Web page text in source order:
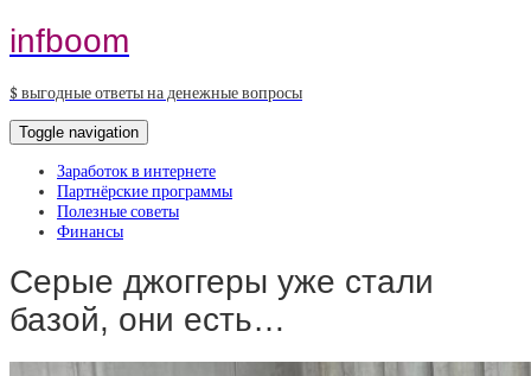
infboom
$ выгодные ответы на денежные вопросы
Toggle navigation
Заработок в интернете
Партнёрские программы
Полезные советы
Финансы
Серые джоггеры уже стали
базой, они есть…